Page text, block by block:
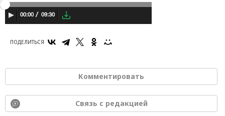
00:00 09:30
ПОДЕЛИТЬСЯ
Комментировать
Связь с редакцией